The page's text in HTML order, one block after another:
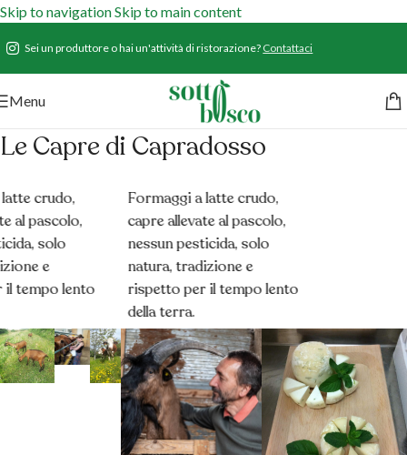
Skip to navigationSkip to main content
Sei un produttore o hai un'attività di ristorazione? Contattaci
Menu
Le Capre di Capradosso
crudo,
al pascolo,
solo
e
tempo lento
Formaggi a latte crudo,
capre allevate al pascolo,
nessun pesticida, solo
natura, tradizione e
rispetto per il tempo lento
della terra.